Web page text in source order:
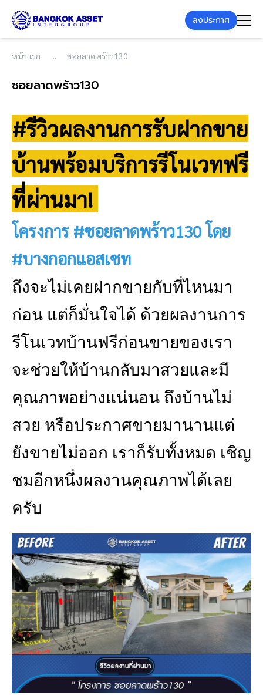
ลงประกาศ
หน้าแรก ซอยลาดพร้าว130
ซอยลาดพร้าว130
#รีวิวผลงานการรับฝากขาย
บ้านพร้อมบริการรีโนเวทฟรี
ที่ผ่านมา!
โครงการ #ซอยลาดพร้าว130 โดย
#บางกอกแอสเซท
ถึงจะไม่เคยฝากขายกับที่ไหนมา
ก่อน แต่ก็มั่นใจได้ ด้วยผลงานการ
รีโนเวทบ้านฟรีก่อนขายของเรา
จะช่วยให้บ้านกลับมาสวยและมี
คุณภาพอย่างแน่นอน ถึงบ้านไม่
สวย หรือประกาศขายมานานแต่
ยังขายไม่ออก เราก็รับทั้งหมด เชิญ
ชมอีกหนึ่งผลงานคุณภาพได้เลย
ครับ